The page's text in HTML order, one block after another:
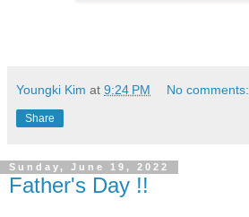
Youngki Kim at 9:24 PM No comments:
Share
Sunday, June 19, 2022
Father's Day !!